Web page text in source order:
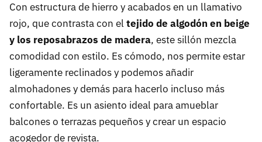
Con estructura de hierro y acabados en un llamativo
rojo, que contrasta con el tejido de algodón en beige
y los reposabrazos de madera, este sillón mezcla
comodidad con estilo. Es cómodo, nos permite estar
ligeramente reclinados y podemos añadir
almohadones y demás para hacerlo incluso más
confortable. Es un asiento ideal para amueblar
balcones o terrazas pequeños y crear un espacio
acogedor de revista.